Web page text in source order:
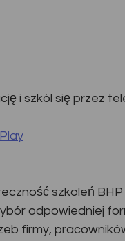
i szkól się przez
szkoleń
odpowiedniej
firmy,